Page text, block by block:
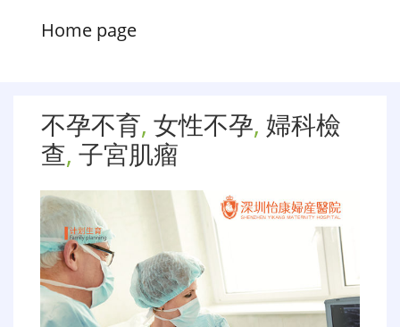
Home page
不孕不育, 女性不孕, 婦科檢
查, 子宮肌瘤